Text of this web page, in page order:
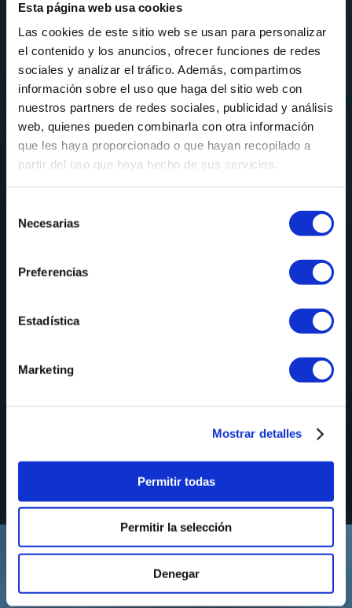
Esta página web usa cookies
Las cookies de este sitio web se usan para personalizar
el contenido y los anuncios, ofrecer funciones de redes
sociales y analizar el tráfico. Además, compartimos
información sobre el uso que haga del sitio web con
nuestros partners de redes sociales, publicidad y análisis
web, quienes pueden combinarla con otra información
que les haya proporcionado o que hayan recopilado a
partir del uso que haya hecho de sus servicios.
Necesarias
Preferencias
Estadística
Marketing
Mostrar detalles
Permitir todas
Permitir la selección
Denegar
¡Que quede claro!
¿Leer es necesario?
NO, LO NECESARIO es que NO dejes
de leer.
https://www.instagram.com/elenadelai/
0 comentarios
Enviar un comentario